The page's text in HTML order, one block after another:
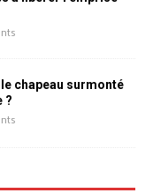
le chapeau surmonté
?